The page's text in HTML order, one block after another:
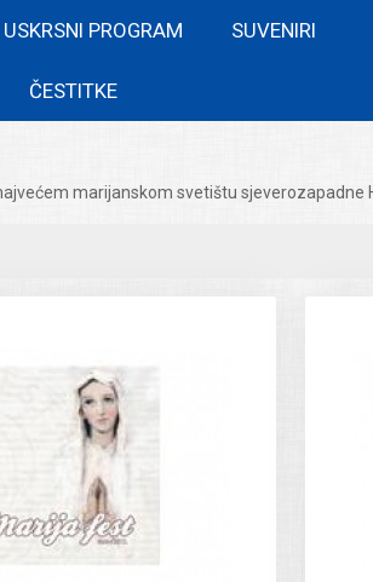
USKRSNI PROGRAM SUVENIRI
ČESTITKE
marijanskom svetištu sjeverozapadne